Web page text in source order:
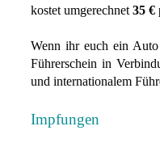
kostet umgerechnet 35 €
Wenn ihr euch ein
Führerschein in
und internationalem
Impfungen